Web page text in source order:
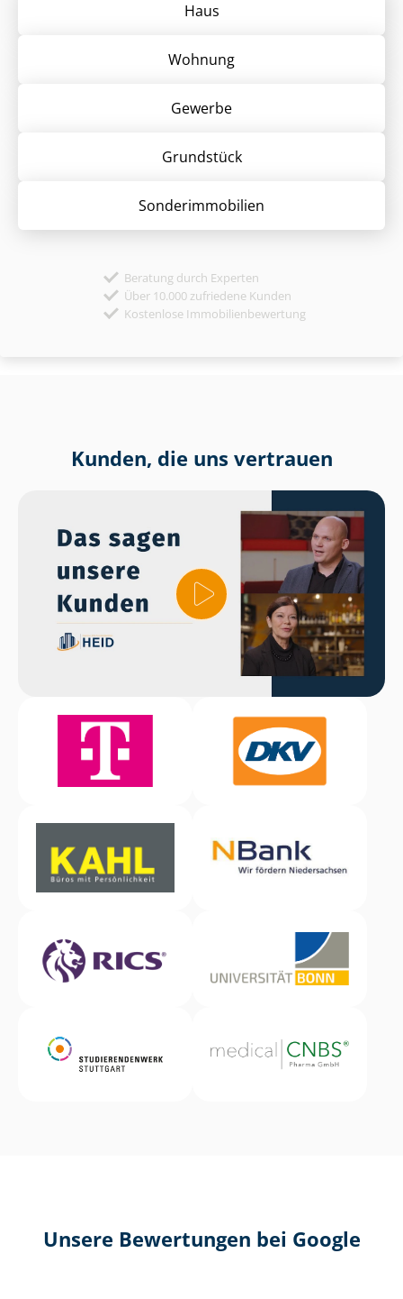
Haus
Wohnung
Gewerbe
Grund­stück
Sonder­immobilien
Beratung durch Experten
Über 10.000 zufriedene Kunden
Kostenlose Immobilienbewertung
Kunden, die uns vertrauen
Unsere Bewertungen bei Google